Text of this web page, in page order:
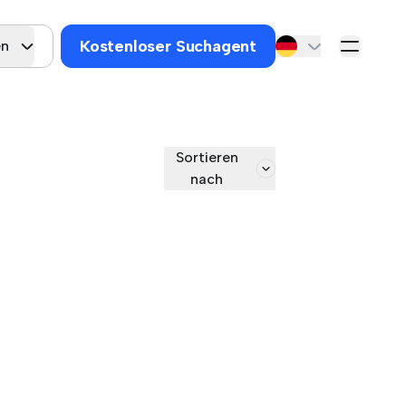
Kostenloser Suchagent
Sortieren
nach